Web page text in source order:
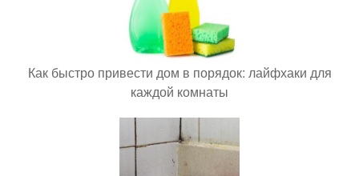
Как быстро привести дом в порядок: лайфхаки для
каждой комнаты